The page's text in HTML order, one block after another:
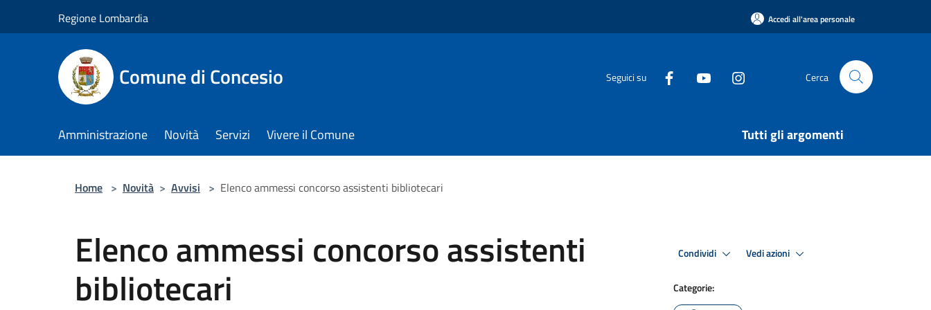
Regione Lombardia Accedi all'area personale
Comune di Concesio Seguici su Cerca
Amministrazione Novità Servizi Vivere il Comune Tutti gli argomenti
Home > Novità > Avvisi > Elenco ammessi concorso assistenti bibliotecari
Elenco ammessi concorso assistenti
bibliotecari
Condividi Vedi azioni
Categorie: